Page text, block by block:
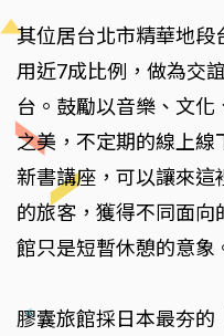
其位居台北市精華地段
用近7成比例，做為交
台。鼓勵以音樂、文
之美，不定期的線上線
新書講座，可以讓來這
的旅客，獲得不同面
館只是短暫休憩的意象
膠囊旅館採日本最夯的